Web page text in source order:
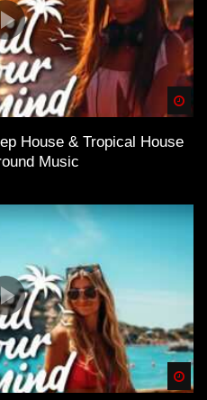
House & Tropical House
Music